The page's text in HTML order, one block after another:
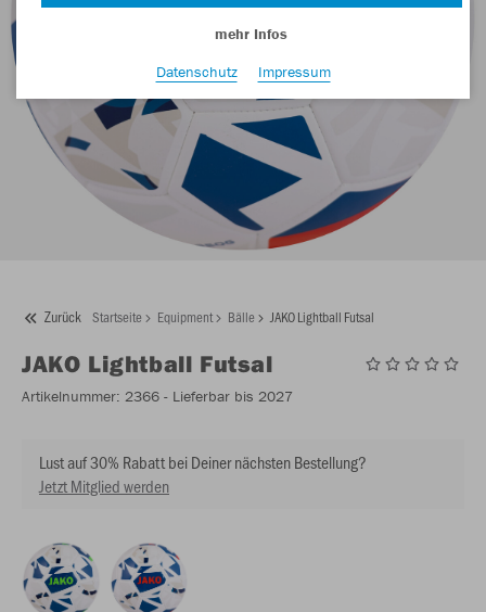
Zurück Startseite Equipment Bälle JAKO Lightball Futsal
JAKO Lightball Futsal
Artikelnummer: 2366 - Lieferbar bis 2027
Lust auf 30% Rabatt bei Deiner nächsten Bestellung?
Jetzt Mitglied werden
mehr Infos
Datenschutz
Impressum